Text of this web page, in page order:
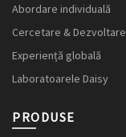
Abordare individuală
Cercetare & Dezvoltare
Experiență globală
Laboratoarele Daisy
PRODUSE